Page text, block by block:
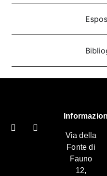
Via della
Fonte di
Fauno
12,